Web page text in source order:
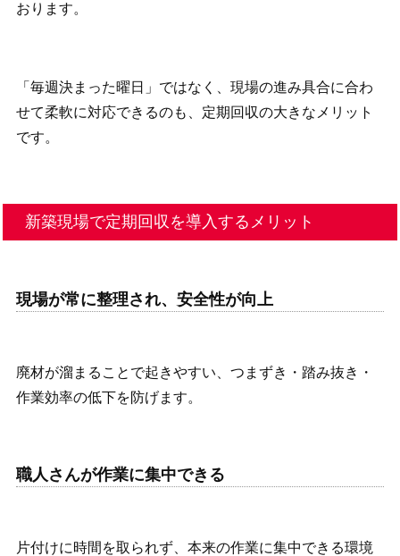
おります。
「毎週決まった曜日」ではなく、現場の進み具合に合わ
せて柔軟に対応できるのも、定期回収の大きなメリット
です。
新築現場で定期回収を導入するメリット
現場が常に整理され、安全性が向上
廃材が溜まることで起きやすい、つまずき・踏み抜き・
作業効率の低下を防げます。
職人さんが作業に集中できる
片付けに時間を取られず、本来の作業に集中できる環境